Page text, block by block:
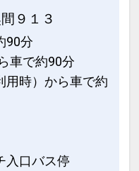
：DP-2-
し ◆
サイドプール
宿泊者割引料
ーターを2本
９１３
90分
車で約90分
用時）から車で約
入口バス停